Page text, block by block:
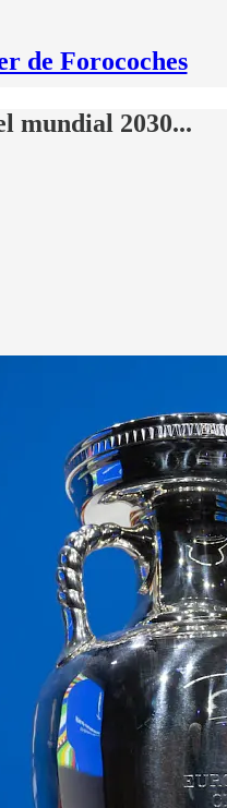
de Forocoches
mundial 2030...